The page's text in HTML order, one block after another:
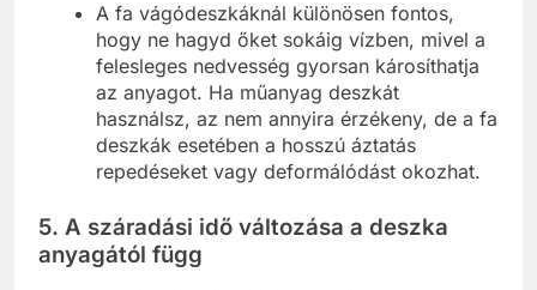
A fa vágódeszkáknál különösen fontos,
hogy ne hagyd őket sokáig vízben, mivel a
felesleges nedvesség gyorsan károsíthatja
az anyagot. Ha műanyag deszkát
használsz, az nem annyira érzékeny, de a fa
deszkák esetében a hosszú áztatás
repedéseket vagy deformálódást okozhat.
5. A száradási idő változása a deszka
anyagától függ